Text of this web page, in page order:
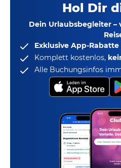
Hol Dir
Dein Urlaubsbegleiter
Exklusive App-Rabatte
Komplett kostenlos,
Alle Buchungsinfos